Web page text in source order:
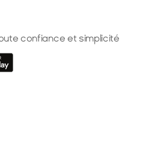
confiance et simplicité